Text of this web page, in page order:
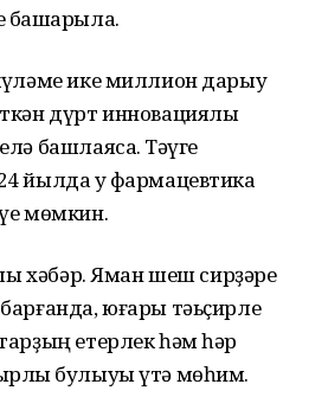
ике миллион дарыу
дүрт инновациялы
башлаясаҡ. Тәүге
йылда уҡ фармацевтика
мөмкин.
хәбәр. Яман шеш сирҙәре
юғары тәьҫирле
етерлек һәм һәр
булыуы үтә мөһим.